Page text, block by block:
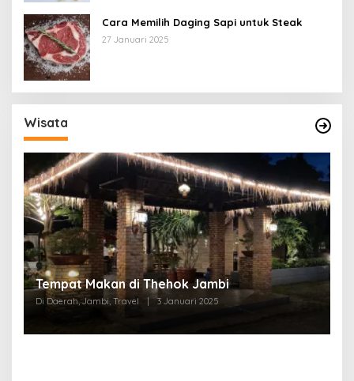
Cara Memilih Daging Sapi untuk Steak
27 Januari 2025
Wisata
Tempat Makan di Thehok Jambi
Di Daerah, Jambi, Travel | 3 Januari 2025